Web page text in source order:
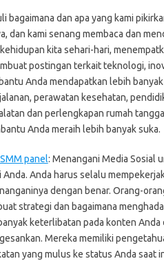
dan apa yang kami
dan kami senang membaca dan
kita sehari-hari,
postingan terkait teknologi,
Anda mendapatkan lebih
perawatan kesehatan,
dan perlengkapan rumah
Anda meraih lebih banyak suka.
panel: Menangani Media Sosial
Anda harus selalu
dengan benar. Orang-
strategi dan bagaimana
keterlibatan pada konten Anda
Mereka memiliki
yang mulus ke status Anda saat